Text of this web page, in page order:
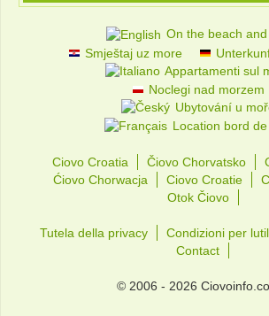
On the beach
Smještaj uz more
Appartamenti sul
Noclegi nad morzem
Ubytování u
Location bord
Ciovo Croatia Čiovo Chorvatsko
Ćiovo Chorwacja
Ciovo Croatie
Otok Čiovo
Tutela della privacy Condizioni per
Contact
© 2006 - 2026